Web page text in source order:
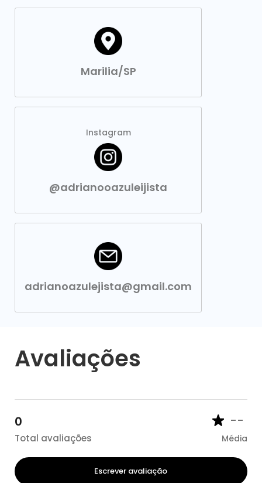
Marilia/SP
Instagram
@adrianooazuleijista
adrianoazulejista@gmail.com
Avaliações
0
Total avaliações
--
Média
Escrever avaliação